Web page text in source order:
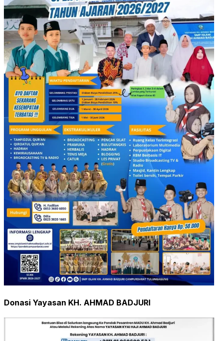
Donasi Yayasan KH. AHMAD BADJURI